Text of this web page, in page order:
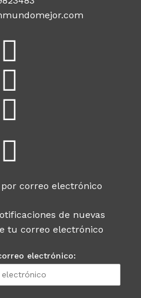
correo electrónico
de nuevas
tu correo electrónico
electrónico: